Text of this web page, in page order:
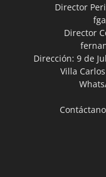
Director
Director
Dirección: 9 de
Villa